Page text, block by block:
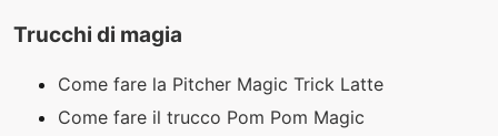
Trucchi di magia
Come fare la Pitcher Magic Trick Latte
Come fare il trucco Pom Pom Magic